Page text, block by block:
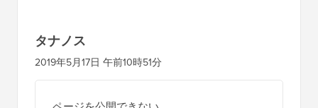
タナノス
2019年5月17日 午前10時51分